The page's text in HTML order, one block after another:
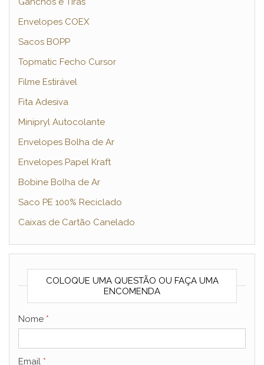
Envelopes COEX
Sacos BOPP
Topmatic Fecho Cursor
Filme Estirável
Fita Adesiva
Minipryl Autocolante
Envelopes Bolha de Ar
Envelopes Papel Kraft
Bobine Bolha de Ar
Saco PE 100% Reciclado
Caixas de Cartão Canelado
COLOQUE UMA QUESTÃO OU FAÇA UMA
ENCOMENDA
Nome *
Email *